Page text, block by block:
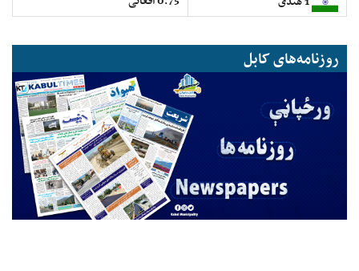
روزنامه‌های کابل